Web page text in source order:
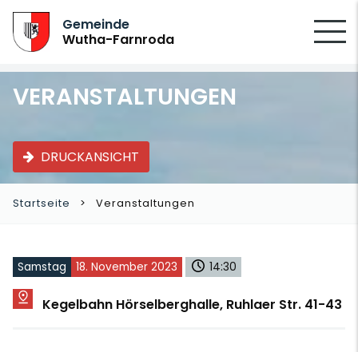
Gemeinde
Wutha-Farnroda
VERANSTALTUNGEN
DRUCKANSICHT
Startseite Veranstaltungen
Samstag 18. November 2023 14:30
Kegelbahn Hörselberghalle, Ruhlaer Str. 41-43